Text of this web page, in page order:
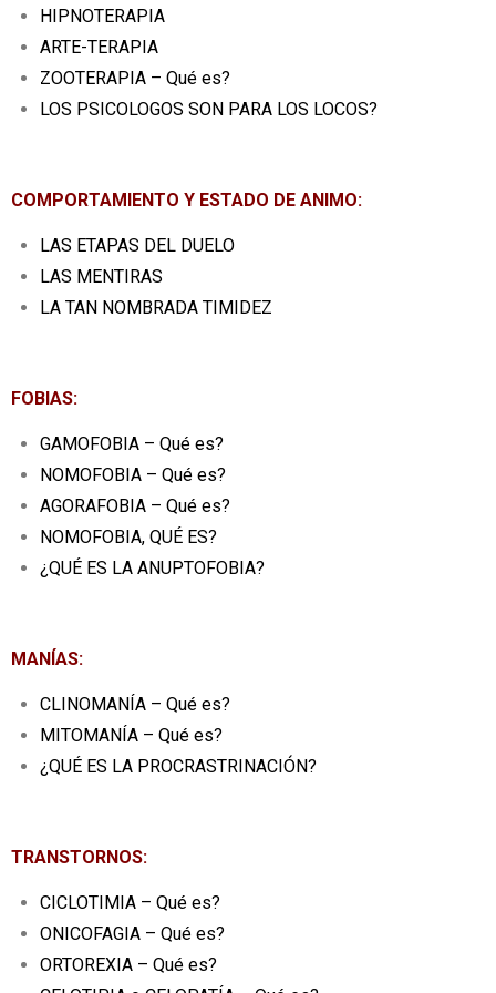
HIPNOTERAPIA
ARTE-TERAPIA
ZOOTERAPIA – Qué es?
LOS PSICOLOGOS SON PARA LOS LOCOS?
COMPORTAMIENTO Y ESTADO DE ANIMO:
LAS ETAPAS DEL DUELO
LAS MENTIRAS
LA TAN NOMBRADA TIMIDEZ
FOBIAS:
GAMOFOBIA – Qué es?
NOMOFOBIA – Qué es?
AGORAFOBIA – Qué es?
NOMOFOBIA, QUÉ ES?
¿QUÉ ES LA ANUPTOFOBIA?
MANÍAS:
CLINOMANÍA – Qué es?
MITOMANÍA – Qué es?
¿QUÉ ES LA PROCRASTRINACIÓN?
TRANSTORNOS:
CICLOTIMIA – Qué es?
ONICOFAGIA – Qué es?
ORTOREXIA – Qué es?